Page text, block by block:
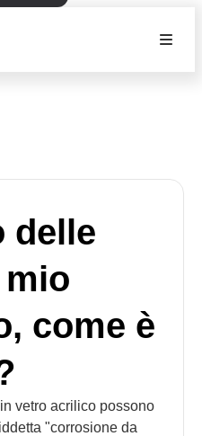
delle
come è
vetro acrilico possono
"corrosione da